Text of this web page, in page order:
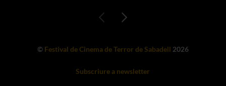
© Festival de Cinema de Terror de Sabadell 2026
Subscriure a newsletter